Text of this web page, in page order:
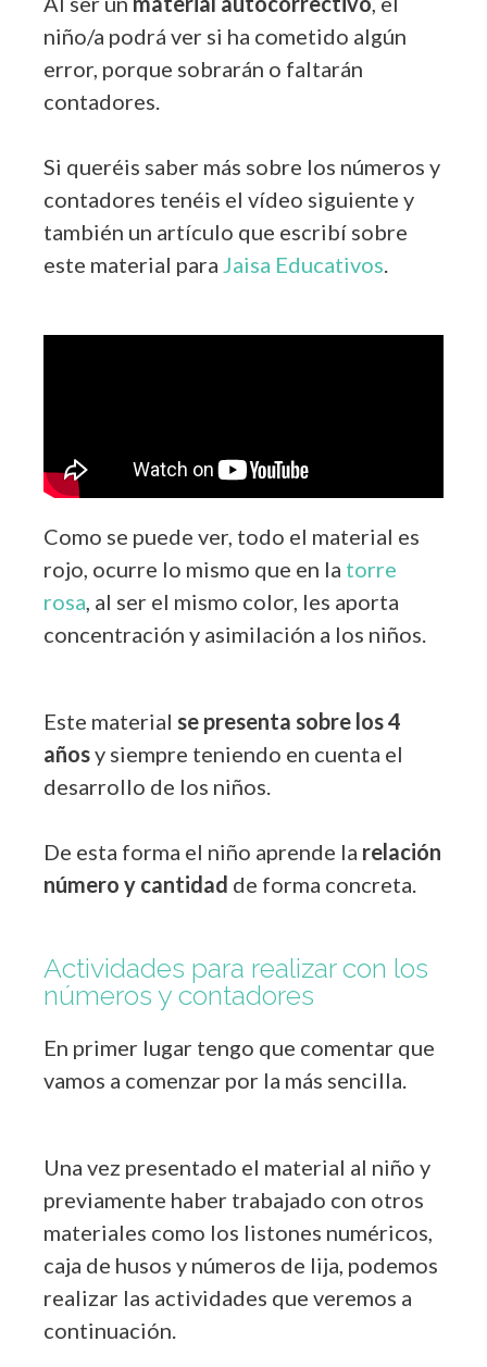
niño/a podrá ver si ha cometido algún
error, porque sobrarán o faltarán
contadores.
Si queréis saber más sobre los números y
contadores tenéis el vídeo siguiente y
también un artículo que escribí sobre
este material para Jaisa Educativos.
Como se puede ver, todo el material es
rojo, ocurre lo mismo que en la torre
rosa, al ser el mismo color, les aporta
concentración y asimilación a los niños.
Este material se presenta sobre los 4
añosy siempre teniendo en cuenta el
desarrollo de los niños.
De esta forma el niño aprende la relación
número y cantidad de forma concreta.
Actividades para realizar con los
números y contadores
En primer lugar tengo que comentar que
vamos a comenzar por la más sencilla.
Una vez presentado el material al niño y
previamente haber trabajado con otros
materiales como los listones numéricos,
caja de husos y números de lija, podemos
realizar las actividades que veremos a
continuación.